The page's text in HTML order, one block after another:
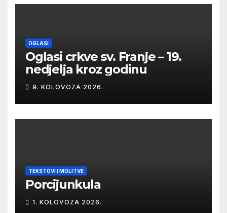
OGLASI
Oglasi crkve sv. Franje – 19.
nedjelja kroz godinu
9. KOLOVOZA 2026.
TEKSTOVI I MOLITVE
Porcijunkula
1. KOLOVOZA 2026.